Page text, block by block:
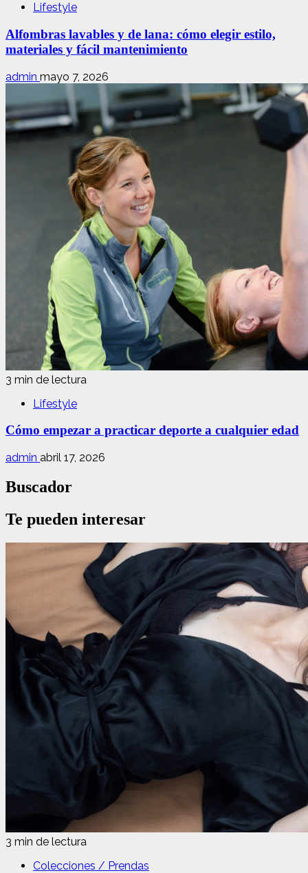
Lifestyle
Alfombras lavables y de lana: cómo elegir estilo,
materiales y fácil mantenimiento
admin mayo 7, 2026
3 min de lectura
Lifestyle
Cómo empezar a practicar deporte a cualquier edad
admin abril 17, 2026
Buscador
Te pueden interesar
3 min de lectura
Colecciones / Prendas